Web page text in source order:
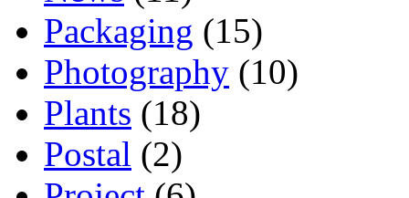
Packaging (15)
Photography (10)
Plants (18)
Postal (2)